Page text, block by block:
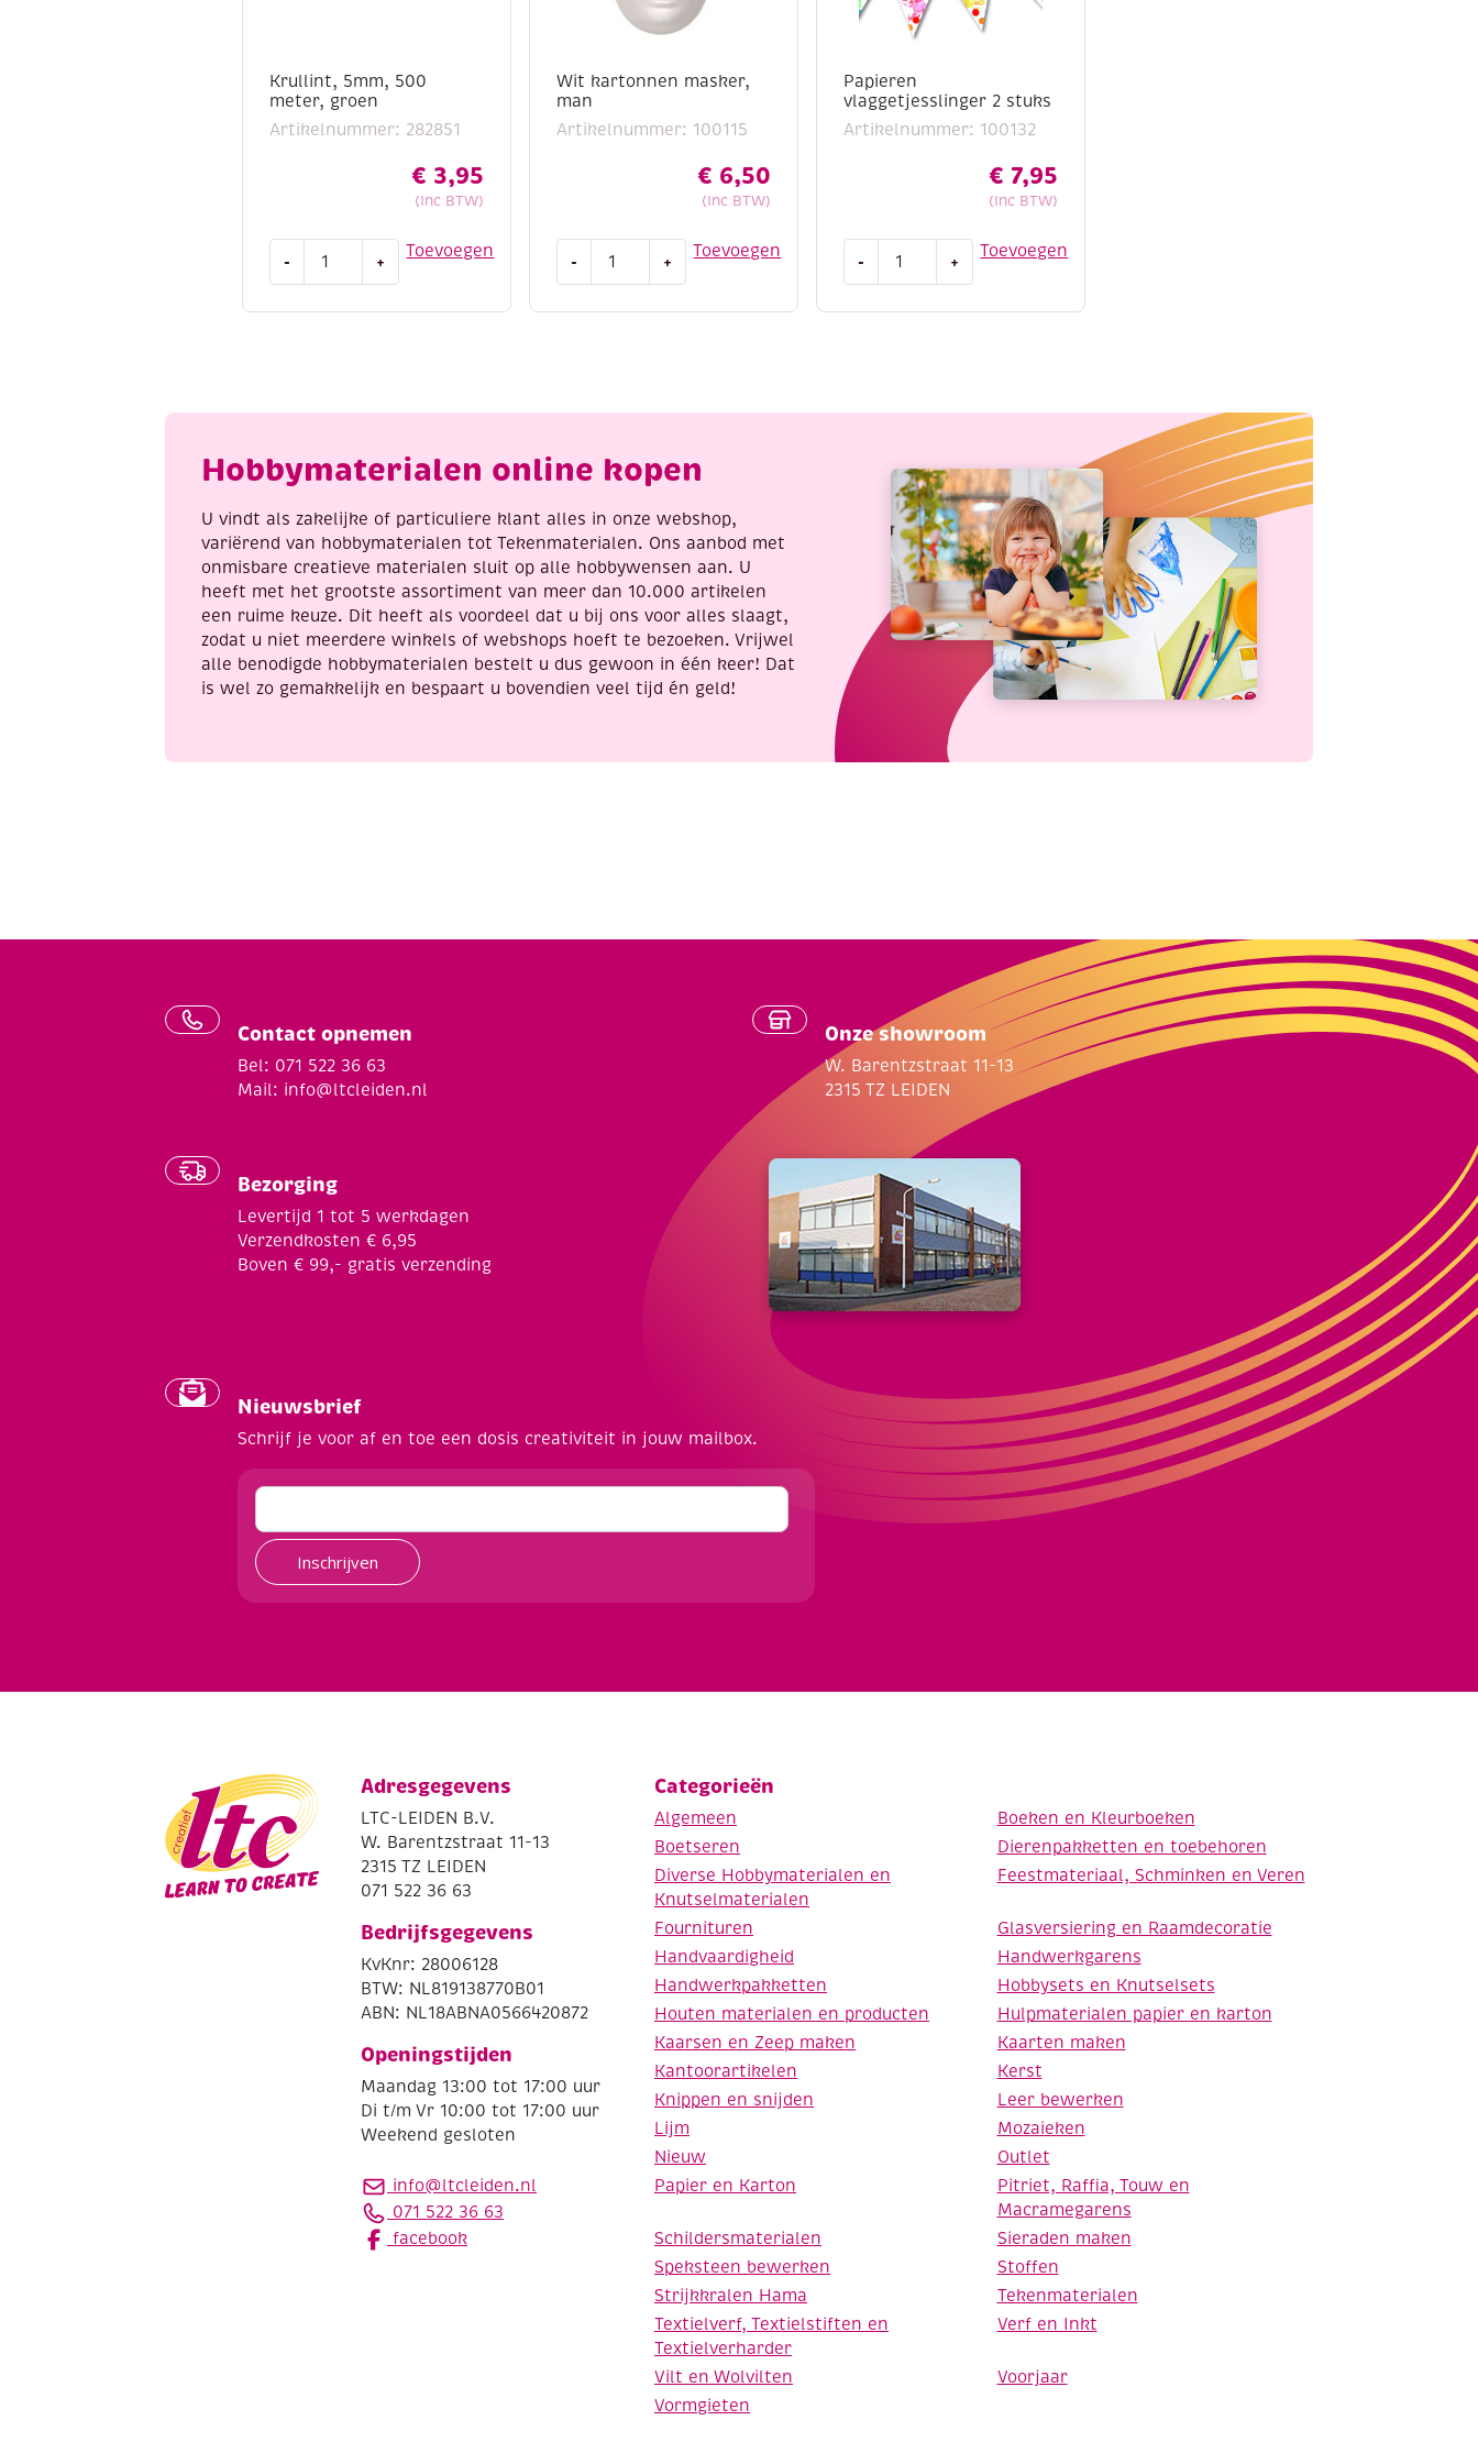
Krullint, 5mm, 500
meter, groen
Artikelnummer: 282851
€ 3,95
(Inc BTW)
Toevoegen
- +
Wit kartonnen masker,
man
Artikelnummer: 100115
€ 6,50
(Inc BTW)
Toevoegen
- +
Papieren
vlaggetjesslinger 2 stuks
Artikelnummer: 100132
€ 7,95
(Inc BTW)
Toevoegen
- +
Hobbymaterialen online kopen
U vindt als zakelijke of particuliere klant alles in onze webshop,
variërend van hobbymaterialen tot Tekenmaterialen. Ons aanbod met
onmisbare creatieve materialen sluit op alle hobbywensen aan. U
heeft met het grootste assortiment van meer dan 10.000 artikelen
een ruime keuze. Dit heeft als voordeel dat u bij ons voor alles slaagt,
zodat u niet meerdere winkels of webshops hoeft te bezoeken. Vrijwel
alle benodigde hobbymaterialen bestelt u dus gewoon in één keer! Dat
is wel zo gemakkelijk en bespaart u bovendien veel tijd én geld!
Contact opnemen
Bel: 071 522 36 63
Mail: info@ltcleiden.nl
Bezorging
Levertijd 1 tot 5 werkdagen
Verzendkosten € 6,95
Boven € 99,- gratis verzending
Onze showroom
W. Barentzstraat 11-13
2315 TZ LEIDEN
Nieuwsbrief
Schrijf je voor af en toe een dosis creativiteit in jouw mailbox.
Inschrijven
Adresgegevens
LTC-LEIDEN B.V.
W. Barentzstraat 11-13
2315 TZ LEIDEN
071 522 36 63
Bedrijfsgegevens
KvKnr: 28006128
BTW: NL819138770B01
ABN: NL18ABNA0566420872
Openingstijden
Maandag 13:00 tot 17:00 uur
Di t/m Vr 10:00 tot 17:00 uur
Weekend gesloten
info@ltcleiden.nl
071 522 36 63
facebook
Categorieën
Algemeen
Boeken en Kleurboeken
Boetseren
Dierenpakketten en toebehoren
Diverse Hobbymaterialen en
Knutselmaterialen
Feestmateriaal, Schminken en Veren
Fournituren
Glasversiering en Raamdecoratie
Handvaardigheid
Handwerkgarens
Handwerkpakketten
Hobbysets en Knutselsets
Houten materialen en producten
Hulpmaterialen papier en karton
Kaarsen en Zeep maken
Kaarten maken
Kantoorartikelen
Kerst
Knippen en snijden
Leer bewerken
Lijm
Mozaieken
Nieuw
Outlet
Papier en Karton
Pitriet, Raffia, Touw en
Macramegarens
Schildersmaterialen
Sieraden maken
Speksteen bewerken
Stoffen
Strijkkralen Hama
Tekenmaterialen
Textielverf, Textielstiften en
Textielverharder
Verf en Inkt
Vilt en Wolvilten
Voorjaar
Vormgieten